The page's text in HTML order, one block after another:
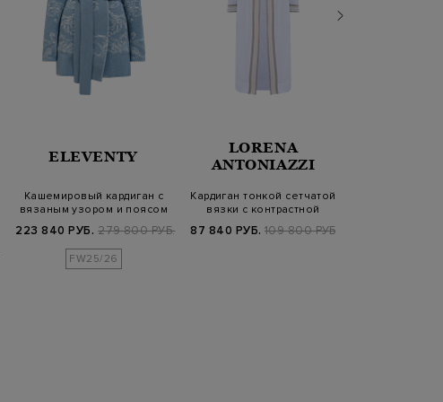
ELEVENTY
Кашемировый кардиган с
вязаным узором и поясом
223 840 РУБ. 279 800 РУБ.
FW25/26
LORENA
ANTONIAZZI
Кардиган тонкой сетчатой
вязки с контрастной
87 840 РУБ. 109 800 РУБ.